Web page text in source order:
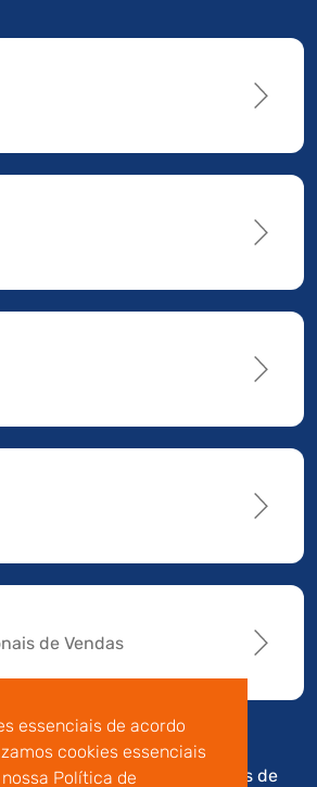
essenciais de acordo
cookies essenciais
Política de
de Vendas
Termos de
Código de